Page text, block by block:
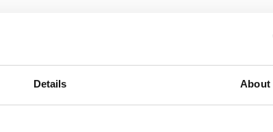
Details About